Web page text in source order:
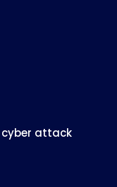
cyber attack